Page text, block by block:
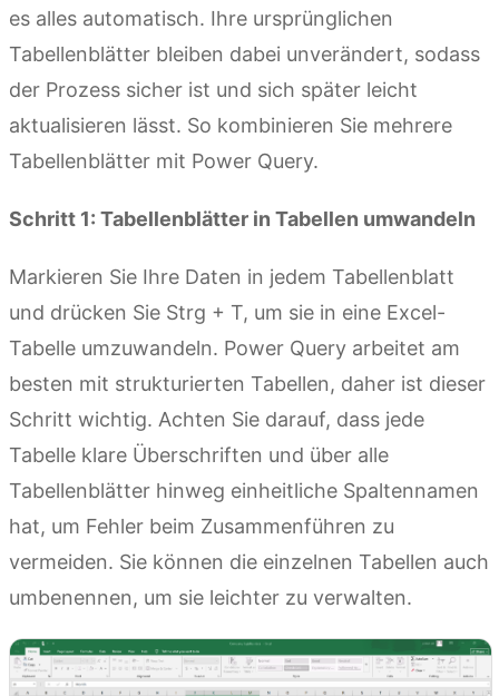
es alles automatisch. Ihre ursprünglichen
Tabellenblätter bleiben dabei unverändert, sodass
der Prozess sicher ist und sich später leicht
aktualisieren lässt. So kombinieren Sie mehrere
Tabellenblätter mit Power Query.
Schritt 1: Tabellenblätter in Tabellen umwandeln
Markieren Sie Ihre Daten in jedem Tabellenblatt
und drücken Sie Strg + T, um sie in eine Excel-
Tabelle umzuwandeln. Power Query arbeitet am
besten mit strukturierten Tabellen, daher ist dieser
Schritt wichtig. Achten Sie darauf, dass jede
Tabelle klare Überschriften und über alle
Tabellenblätter hinweg einheitliche Spaltennamen
hat, um Fehler beim Zusammenführen zu
vermeiden. Sie können die einzelnen Tabellen auch
umbenennen, um sie leichter zu verwalten.